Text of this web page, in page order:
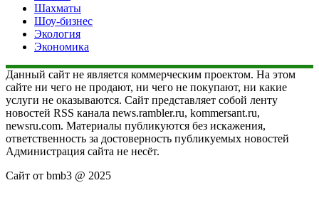
Шахматы
Шоу-бизнес
Экология
Экономика
Данный сайт не является коммерческим проектом. На этом
сайте ни чего не продают, ни чего не покупают, ни какие
услуги не оказываются. Сайт представляет собой ленту
новостей RSS канала news.rambler.ru, kommersant.ru,
newsru.com. Материалы публикуются без искажения,
ответственность за достоверность публикуемых новостей
Администрация сайта не несёт.
Сайт от bmb3 @ 2025